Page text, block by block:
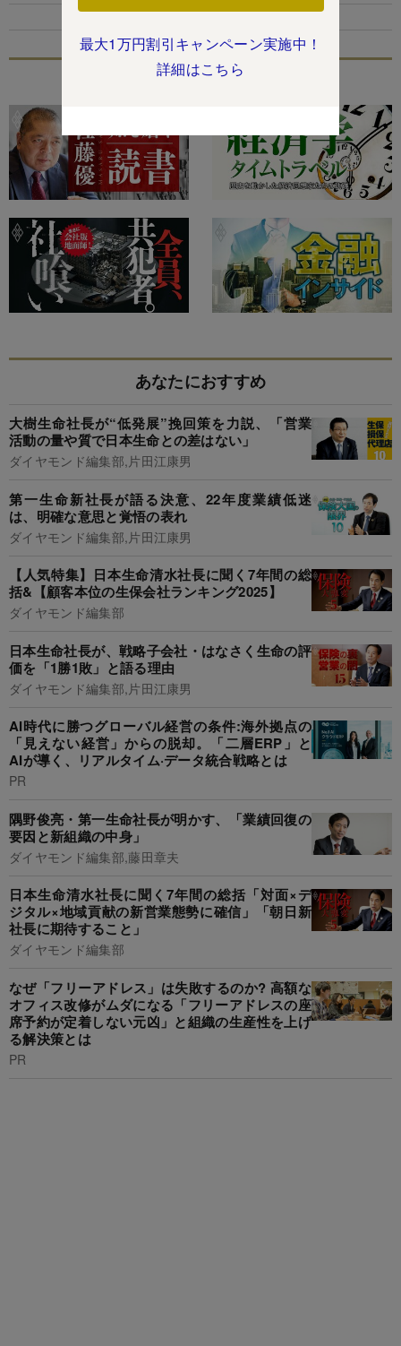
最大1万円割引キャンペーン実施中！
詳細はこちら
特集
あなたにおすすめ
大樹生命社長が“低発展”挽回策を力説、「営業
活動の量や質で日本生命との差はない」
ダイヤモンド編集部,片田江康男
第一生命新社長が語る決意、22年度業績低迷
は、明確な意思と覚悟の表れ
ダイヤモンド編集部,片田江康男
【人気特集】日本生命清水社長に聞く7年間の総
括&【顧客本位の生保会社ランキング2025】
ダイヤモンド編集部
日本生命社長が、戦略子会社・はなさく生命の評
価を「1勝1敗」と語る理由
ダイヤモンド編集部,片田江康男
AI時代に勝つグローバル経営の条件:海外拠点の
「見えない経営」からの脱却。「二層ERP」と
AIが導く、リアルタイム·データ統合戦略とは
PR
隅野俊亮・第一生命社長が明かす、「業績回復の
要因と新組織の中身」
ダイヤモンド編集部,藤田章夫
日本生命清水社長に聞く7年間の総括「対面×デ
ジタル×地域貢献の新営業態勢に確信」「朝日新
社長に期待すること」
ダイヤモンド編集部
なぜ「フリーアドレス」は失敗するのか? 高額な
オフィス改修がムダになる「フリーアドレスの座
席予約が定着しない元凶」と組織の生産性を上げ
る解決策とは
PR